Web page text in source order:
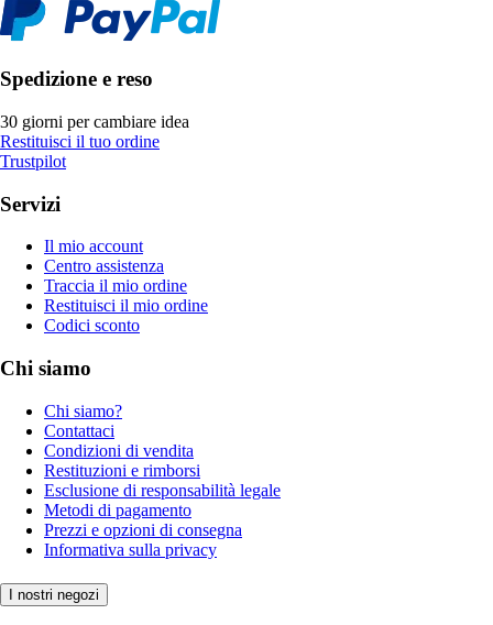
Spedizione e reso
30 giorni per cambiare idea
Restituisci il tuo ordine
Trustpilot
Servizi
Il mio account
Centro assistenza
Traccia il mio ordine
Restituisci il mio ordine
Codici sconto
Chi siamo
Chi siamo?
Contattaci
Condizioni di vendita
Restituzioni e rimborsi
Esclusione di responsabilità legale
Metodi di pagamento
Prezzi e opzioni di consegna
Informativa sulla privacy
I nostri negozi